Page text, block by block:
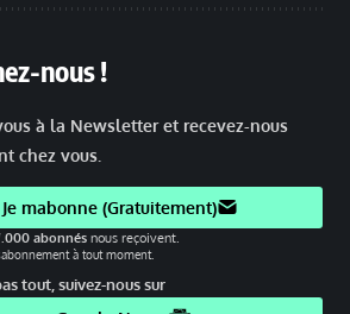
nous !
à la Newsletter et recevez-nous
chez vous.
Je mabonne (Gratuitement)
abonnés nous reçoivent.
à tout moment.
tout, suivez-nous sur